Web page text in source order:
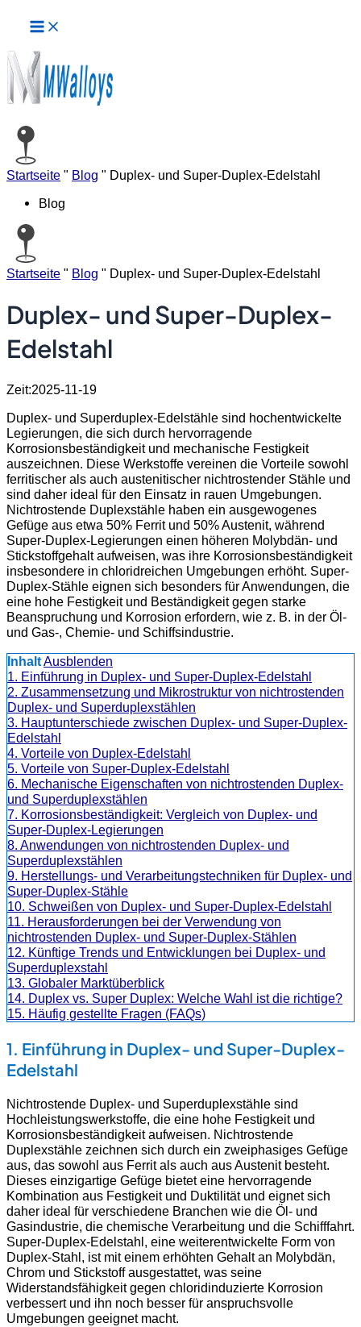
Inhalt
springen
Startseite " Blog " Duplex- und Super-Duplex-Edelstahl
Blog
Startseite " Blog " Duplex- und Super-Duplex-Edelstahl
Duplex- und Super-Duplex-
Edelstahl
Zeit:2025-11-19
Duplex- und Superduplex-Edelstähle sind hochentwickelte
Legierungen, die sich durch hervorragende
Korrosionsbeständigkeit und mechanische Festigkeit
auszeichnen. Diese Werkstoffe vereinen die Vorteile sowohl
ferritischer als auch austenitischer nichtrostender Stähle und
sind daher ideal für den Einsatz in rauen Umgebungen.
Nichtrostende Duplexstähle haben ein ausgewogenes
Gefüge aus etwa 50% Ferrit und 50% Austenit, während
Super-Duplex-Legierungen einen höheren Molybdän- und
Stickstoffgehalt aufweisen, was ihre Korrosionsbeständigkeit
insbesondere in chloridreichen Umgebungen erhöht. Super-
Duplex-Stähle eignen sich besonders für Anwendungen, die
eine hohe Festigkeit und Beständigkeit gegen starke
Beanspruchung und Korrosion erfordern, wie z. B. in der Öl-
und Gas-, Chemie- und Schiffsindustrie.
InhaltAusblenden
1. Einführung in Duplex- und Super-Duplex-Edelstahl
2. Zusammensetzung und Mikrostruktur von nichtrostenden
Duplex- und Superduplexstählen
3. Hauptunterschiede zwischen Duplex- und Super-Duplex-
Edelstahl
4. Vorteile von Duplex-Edelstahl
5. Vorteile von Super-Duplex-Edelstahl
6. Mechanische Eigenschaften von nichtrostenden Duplex-
und Superduplexstählen
7. Korrosionsbeständigkeit: Vergleich von Duplex- und
Super-Duplex-Legierungen
8. Anwendungen von nichtrostenden Duplex- und
Superduplexstählen
9. Herstellungs- und Verarbeitungstechniken für Duplex- und
Super-Duplex-Stähle
10. Schweißen von Duplex- und Super-Duplex-Edelstahl
11. Herausforderungen bei der Verwendung von
nichtrostenden Duplex- und Super-Duplex-Stählen
12. Künftige Trends und Entwicklungen bei Duplex- und
Superduplexstahl
13. Globaler Marktüberblick
14. Duplex vs. Super Duplex: Welche Wahl ist die richtige?
15. Häufig gestellte Fragen (FAQs)
1. Einführung in Duplex- und Super-Duplex-
Edelstahl
Nichtrostende Duplex- und Superduplexstähle sind
Hochleistungswerkstoffe, die eine hohe Festigkeit und
Korrosionsbeständigkeit aufweisen. Nichtrostende
Duplexstähle zeichnen sich durch ein zweiphasiges Gefüge
aus, das sowohl aus Ferrit als auch aus Austenit besteht.
Dieses einzigartige Gefüge bietet eine hervorragende
Kombination aus Festigkeit und Duktilität und eignet sich
daher ideal für verschiedene Branchen wie die Öl- und
Gasindustrie, die chemische Verarbeitung und die Schifffahrt.
Super-Duplex-Edelstahl, eine weiterentwickelte Form von
Duplex-Stahl, ist mit einem erhöhten Gehalt an Molybdän,
Chrom und Stickstoff ausgestattet, was seine
Widerstandsfähigkeit gegen chloridinduzierte Korrosion
verbessert und ihn noch besser für anspruchsvolle
Umgebungen geeignet macht.